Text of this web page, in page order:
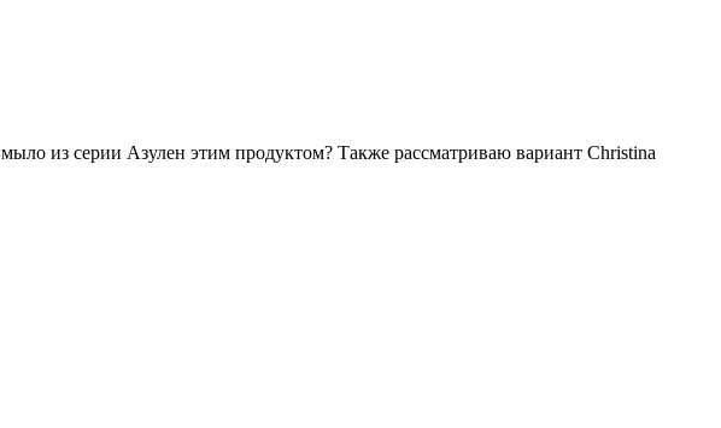
из серии Азулен этим продуктом? Также рассматриваю вариант Christina